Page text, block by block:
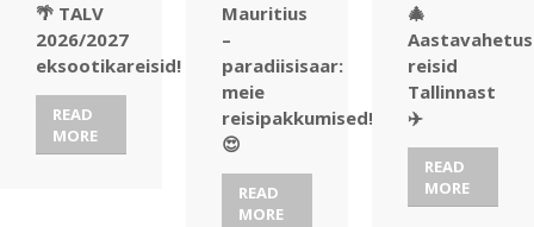
🌴 TALV
2026/2027
eksootikareisid!
READ
MORE
Mauritius
–
paradiisisaar:
meie
reisipakkumised!
😍
READ
MORE
🎄
reisid
Tallinnast
✈️
READ
MORE